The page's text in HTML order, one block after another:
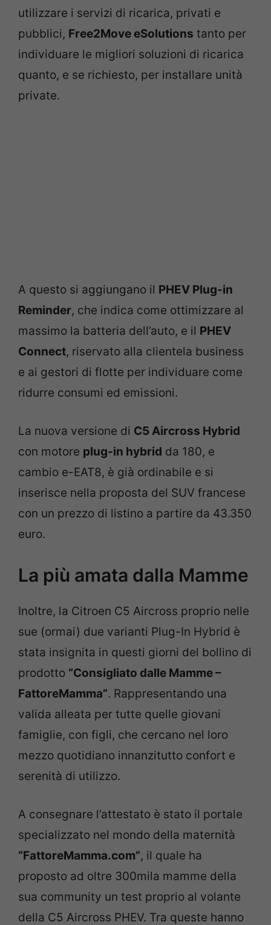
utilizzare i servizi di ricarica, privati e
pubblici, Free2Move eSolutions tanto per
individuare le migliori soluzioni di ricarica
quanto, e se richiesto, per installare unità
private.
A questo si aggiungano il PHEV Plug-in
Reminder, che indica come ottimizzare al
massimo la batteria dell’auto, e il PHEV
Connect, riservato alla clientela business
e ai gestori di flotte per individuare come
ridurre consumi ed emissioni.
La nuova versione di C5 Aircross Hybrid
con motore plug-in hybrid da 180, e
cambio e-EAT8, è già ordinabile e si
inserisce nella proposta del SUV francese
con un prezzo di listino a partire da 43.350
euro.
La più amata dalla Mamme
Inoltre, la Citroen C5 Aircross proprio nelle
sue (ormai) due varianti Plug-In Hybrid è
stata insignita in questi giorni del bollino di
prodotto “Consigliato dalle Mamme –
FattoreMamma”. Rappresentando una
valida alleata per tutte quelle giovani
famiglie, con figli, che cercano nel loro
mezzo quotidiano innanzitutto confort e
serenità di utilizzo.
A consegnare l’attestato è stato il portale
specializzato nel mondo della maternità
“FattoreMamma.com”, il quale ha
proposto ad oltre 300mila mamme della
sua community un test proprio al volante
della C5 Aircross PHEV. Tra queste hanno